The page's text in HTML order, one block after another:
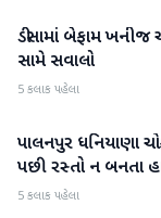
બનાસકાંઠા
ડીસામાં બેફામ ખનીજ
સામે સવાલો
5 કલાક પહેલા
બનાસકાંઠા
પાલનપુર ધનિયાણા
પછી રસ્તો ન બનતા
5 કલાક પહેલા